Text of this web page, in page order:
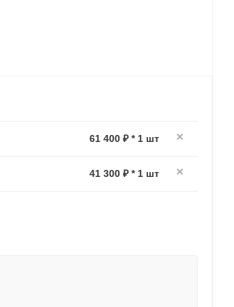
61 400 ₽ * 1 шт
41 300 ₽ * 1 шт